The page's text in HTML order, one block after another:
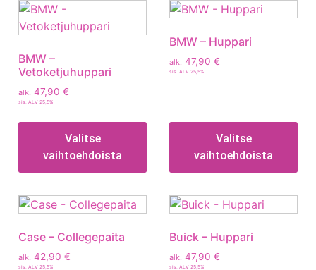
BMW –
Vetoketjuhuppari
alk. 47,90 €
sis. ALV 25,5%
Valitse
vaihtoehdoista
BMW – Huppari
alk. 47,90 €
sis. ALV 25,5%
Valitse
vaihtoehdoista
Case – Collegepaita
alk. 42,90 €
sis. ALV 25,5%
Buick – Huppari
alk. 47,90 €
sis. ALV 25,5%